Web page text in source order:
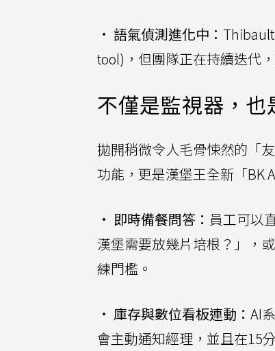
• 語氣偵測進化中：
tool)，但團隊正在持續迭代
不僅是監視器，也
拋開稍微令人毛骨悚然的「
功能，更是漢堡王全新「BK
• 即時備餐問答： 員工可以
漢堡需要放幾片培根？」，
練門檻。
• 庫存與數位看板連動： AI
會主動通知經理，並且在15